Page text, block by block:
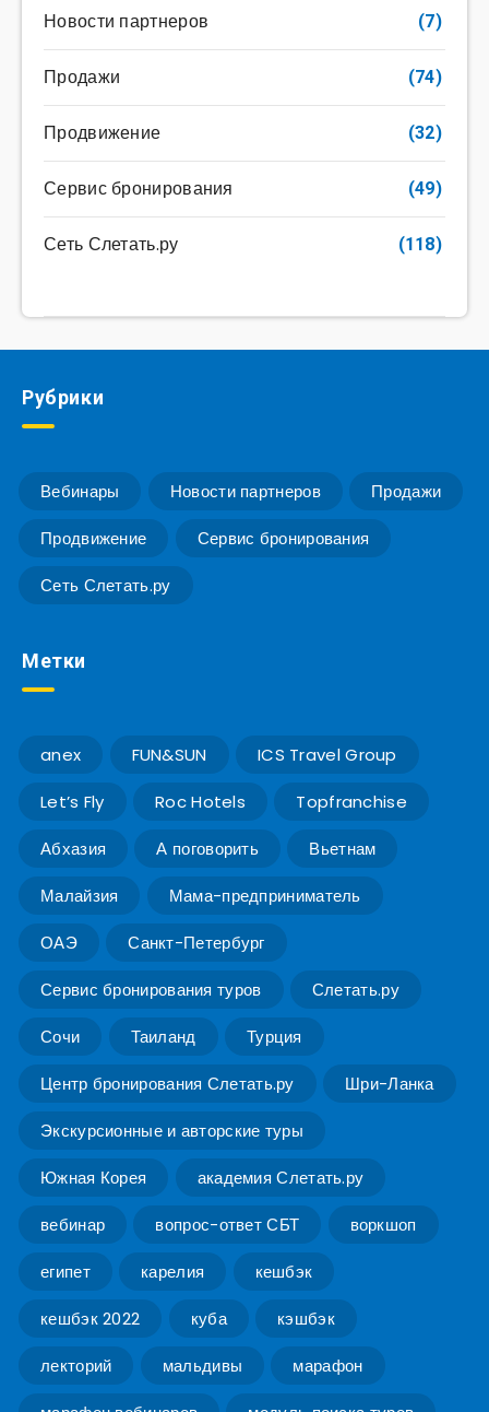
Новости партнеров (7)
Продажи (74)
Продвижение (32)
Сервис бронирования (49)
Сеть Слетать.ру (118)
Рубрики
Вебинары Новости партнеров Продажи
Продвижение Сервис бронирования
Сеть Слетать.ру
Метки
anex FUN&SUN ICS Travel Group
Let’s Fly Roc Hotels Topfranchise
Абхазия А поговорить Вьетнам
Малайзия Мама-предприниматель
ОАЭ Санкт-Петербург
Сервис бронирования туров Слетать.ру
Сочи Таиланд Турция
Центр бронирования Слетать.ру Шри-Ланка
Экскурсионные и авторские туры
Южная Корея академия Слетать.ру
вебинар вопрос-ответ СБТ воркшоп
египет карелия кешбэк
кешбэк 2022 куба кэшбэк
лекторий мальдивы марафон